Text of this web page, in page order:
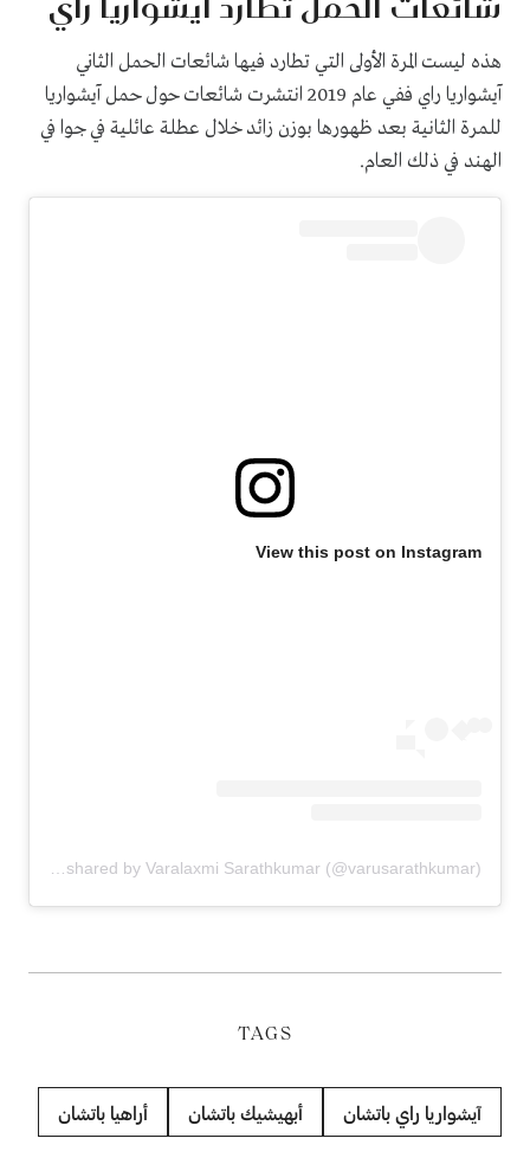
هذه ليست المرة الأولى التي تطارد فيها شائعات الحمل الثاني
آيشواريا راي ففي عام 2019 انتشرت شائعات حول حمل آيشواريا
للمرة الثانية بعد ظهورها بوزن زائد خلال عطلة عائلية في جوا في
الهند في ذلك العام.
View this post on Instagram
A post shared by Varalaxmi Sarathkumar (@varusarathkumar)
TAGS
آيشواريا راي باتشان أبهيشيك باتشان أراهيا باتشان